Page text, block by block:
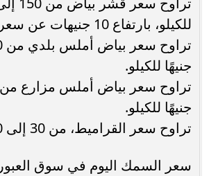
للكيلو، بارتفاع 10 جنيهات عن سعره السابق.
جنيهًا للكيلو.
جنيهًا للكيلو.
تراوح سعر القراميط، من 30 إلى 70 جنيهًا للكيلو.
سعر السمك اليوم في سوق العبور